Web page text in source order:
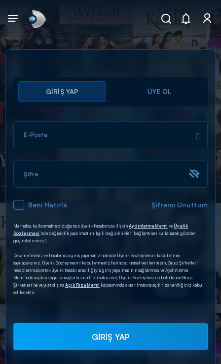
Arama
ARAMA SONUÇLARI
DİĞER SONUÇLAR
GİRİŞ YAP ÜYE OL
E-Posta
Şifre
Beni Hatırla Şifremi Unuttum
Merhaba, kullanmakta olduğunuz üyelik hesabınıza ilişkinAydınlatma Metni veÜyelik
Sözleşmesi’nde değişiklik yapılmıştır. (İlgili değişiklikleri bağlantıları kullanarak gözden
geçirebilirsiniz.)
Devam etmeniz ve hesabınıza giriş yapmanız halinde Üyelik Sözleşmesini kabul etmiş
sayılacaksınız. Üyelik Sözleşmesini kabul etmeniz halinde; kişisel verilerinizin, Grup Şirketleri
hesaplarınıza ortak üyelik hesabı aracılığıyla giriş yapılmasının sağlanması ve Aydınlatma
Metni’nde sayılan diğer amaçlarla sınırlı olmak üzere, Üyelik Sözleşmesi ile belirlenen Grup
Şirketleri’ne ve yurt dışınaAçık Rıza Metni kapsamında aktarılmasına açık rıza verdiğiniz kabul
edilecektir.
GİRİŞ YAP